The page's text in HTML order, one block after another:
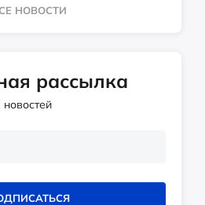
НОВОСТИ
рассылка